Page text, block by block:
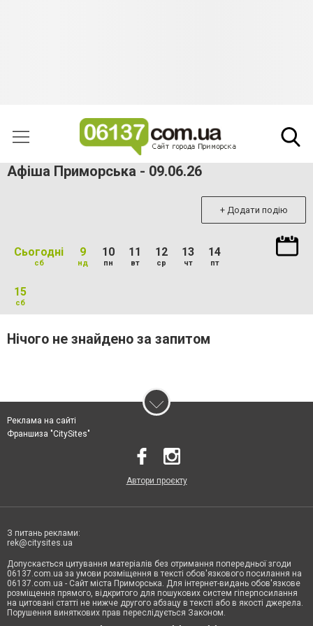
Афіша Приморська - 09.06.26
+ Додати подію
Сьогодні
сб
9
нд
10
пн
11
вт
12
ср
13
чт
14
пт
15
сб
Нічого не знайдено за запитом
Реклама на сайті
Франшиза "CitySites"
Автори проєкту
З питань реклами:
rek@citysites.ua
Допускається цитування матеріалів без отримання попередньої згоди
06137.com.ua за умови розміщення в тексті обов'язкового посилання на
06137.com.ua - Сайт міста Приморська. Для інтернет-видань обов'язкове
розміщення прямого, відкритого для пошукових систем гіперпосилання
на цитовані статті не нижче другого абзацу в тексті або в якості джерела.
Порушення виняткових прав переслідується Законом.